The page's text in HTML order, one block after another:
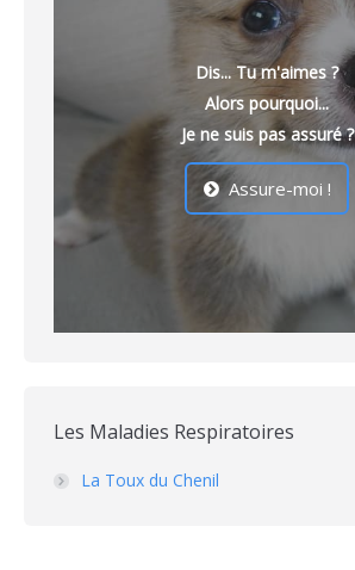
Dis... Tu m'aimes ?
Alors pourquoi...
Je ne suis pas assuré ?
Assure-moi !
Les Maladies Respiratoires
La Toux du Chenil